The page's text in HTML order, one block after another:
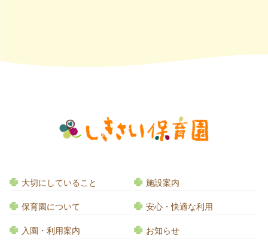
大切にしていること 施設案内
保育園について 安心・快適な利用
入園・利用案内 お知らせ